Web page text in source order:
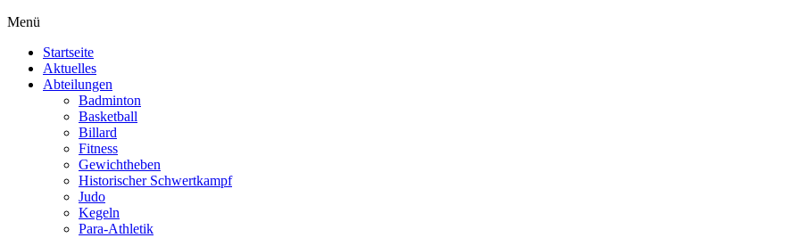
Menü
Startseite
Aktuelles
Abteilungen
Badminton
Basketball
Billard
Fitness
Gewichtheben
Historischer Schwertkampf
Judo
Kegeln
Para-Athletik